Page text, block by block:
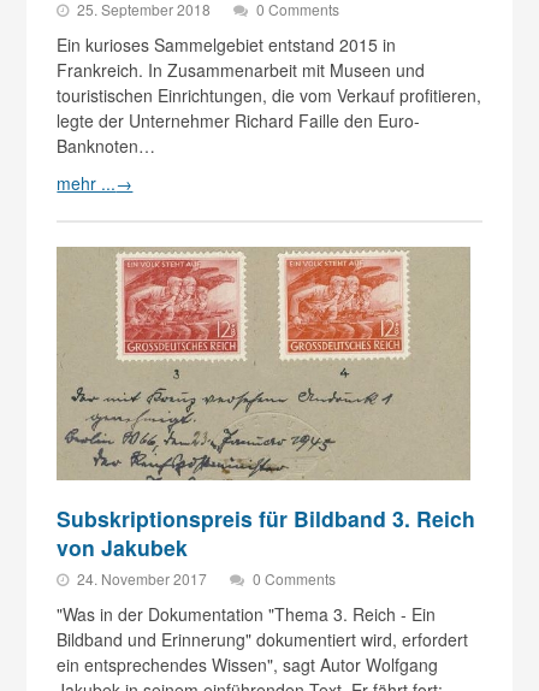
25. September 2018 0 Comments
Ein kurioses Sammelgebiet entstand 2015 in
Frankreich. In Zusammenarbeit mit Museen und
touristischen Einrichtungen, die vom Verkauf profitieren,
legte der Unternehmer Richard Faille den Euro-
Banknoten…
mehr ...→
Subskriptionspreis für Bildband 3. Reich
von Jakubek
24. November 2017 0 Comments
"Was in der Dokumentation "Thema 3. Reich - Ein
Bildband und Erinnerung" dokumentiert wird, erfordert
ein entsprechendes Wissen", sagt Autor Wolfgang